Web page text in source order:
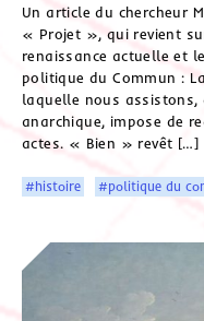
Un article du chercheur
« Projet », qui revient
renaissance actuelle et
politique du Commun :
laquelle nous assistons,
anarchique, impose de
actes. « Bien » revêt […]
#histoire #politique du